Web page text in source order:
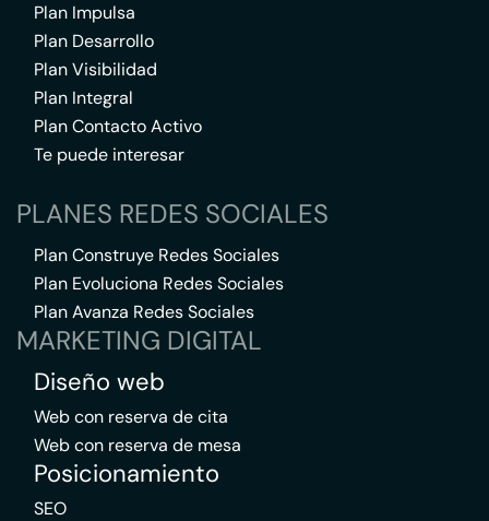
Plan Impulsa
Plan Desarrollo
Plan Visibilidad
Plan Integral
Plan Contacto Activo
Te puede interesar
PLANES REDES SOCIALES
Plan Construye Redes Sociales
Plan Evoluciona Redes Sociales
Plan Avanza Redes Sociales
MARKETING DIGITAL
Diseño web
Web con reserva de cita
Web con reserva de mesa
Posicionamiento
SEO